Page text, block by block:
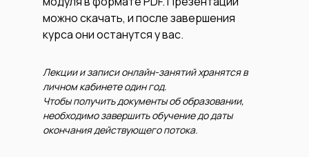
Лекции и записи онлайн-занятий хранятся в
личном кабинете один год.
Чтобы получить документы об образовании,
необходимо завершить обучение до даты
окончания действующего потока.
можно скачать, и после завершения
курса они останутся у вас.